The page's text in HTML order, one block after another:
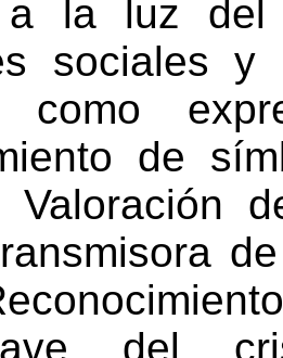
a la luz del
sociales y
como
de
Valoración
del